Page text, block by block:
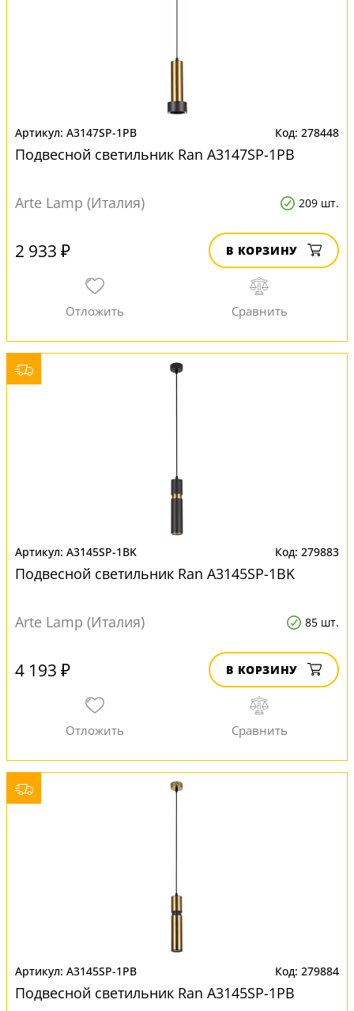
A3147SP-1PB 278448
Подвесной светильник Ran A3147SP-1PB
Arte Lamp (Италия) 209 шт.
2 933 ₽ В КОРЗИНУ
A3145SP-1BK 279883
Подвесной светильник Ran A3145SP-1BK
Arte Lamp (Италия) 85 шт.
4 193 ₽ В КОРЗИНУ
A3145SP-1PB 279884
Подвесной светильник Ran A3145SP-1PB